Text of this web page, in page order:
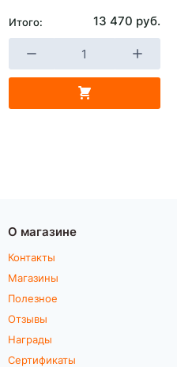
Итого: 13 470 руб.
О магазине
Контакты
Магазины
Полезное
Отзывы
Награды
Сертификаты